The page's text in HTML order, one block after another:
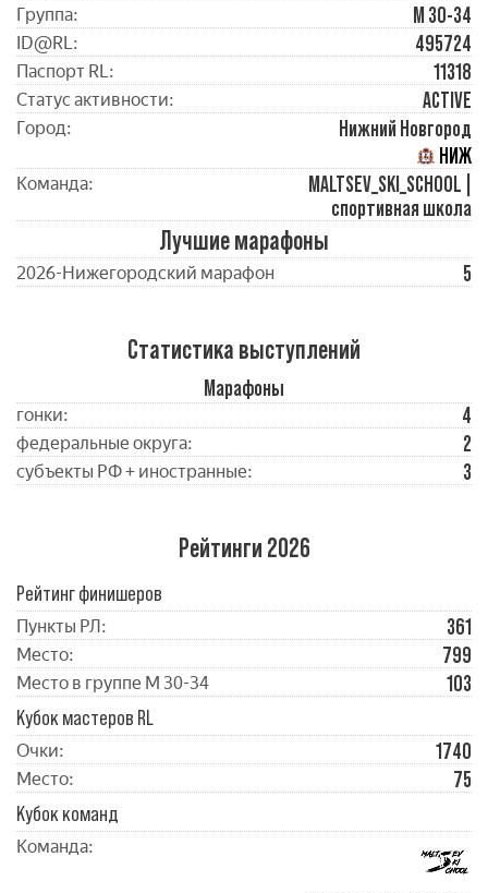
Группа: М 30-34
ID@RL: 495724
Паспорт RL: 11318
Статус активности: ACTIVE
Город:
Нижний Новгород
НИЖ
Команда:
MALTSEV_SKI_SCHOOL |
спортивная школа
Лучшие марафоны
2026-Нижегородский марафон 5
Статистика выступлений
Марафоны
гонки: 4
федеральные округа: 2
субъекты РФ + иностранные: 3
Рейтинги 2026
Рейтинг финишеров
Пункты РЛ: 361
Место: 799
Место в группе М 30-34
103
Кубок мастеров RL
Очки: 1740
Место:
75
Кубок команд
Команда: